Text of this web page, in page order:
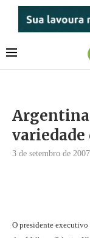
3 de setembro de 2007
O presidente